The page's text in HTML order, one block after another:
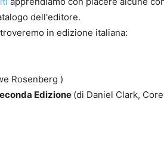
dell'editore.
in edizione italiana:
Rosenberg )
Edizione (di Daniel Clark,